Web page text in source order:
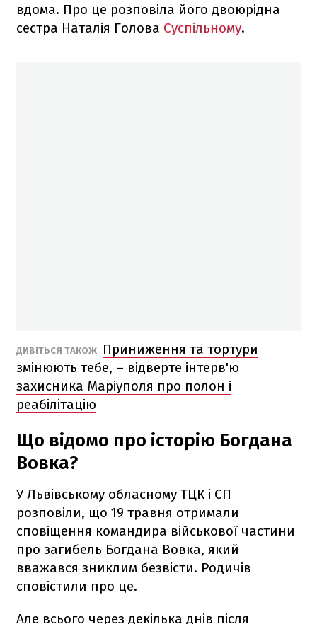
вдома. Про це розповіла його двоюрідна
сестра Наталія Голова Суспільному.
ДИВІТЬСЯ ТАКОЖ
Приниження та тортури
змінюють тебе, – відверте інтерв'ю
захисника Маріуполя про полон і
реабілітацію
Що відомо про історію Богдана
Вовка?
У Львівському обласному ТЦК і СП
розповіли, що 19 травня отримали
сповіщення командира військової частини
про загибель Богдана Вовка, який
вважався зниклим безвісти. Родичів
сповістили про це.
Але всього через декілька днів після